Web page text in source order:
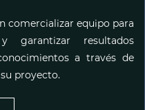
comercializar equipo para
resultados
a través de
proyecto.